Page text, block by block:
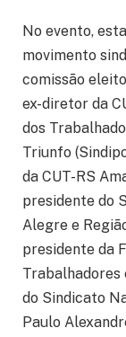
No evento,
movimento
comissão
ex-diretor da
dos
Triunfo
da CUT-RS
presidente do
Alegre e
presidente da
Trabalhadores
do Sindicato
Paulo